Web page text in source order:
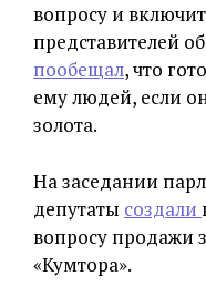
вопросу и
представителей
пообещал, что
ему людей, если
золота.
На заседании
депутаты создали
вопросу продажи
«Кумтора».